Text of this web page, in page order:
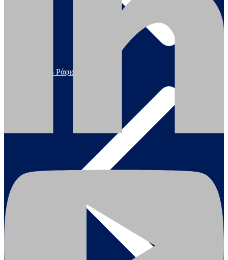
Σκάλες – Ράφια